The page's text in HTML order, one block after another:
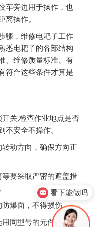
车旁边用于操作，也
离操作。
骤，维修电耙子工作
悉电耙子的各部结构
、维修质量标准、有
符合这些条件才算是
关,检查作业地点是否
不安全不操作。
动方向，确保方向正
要采取严密的遮盖措
爆面，不得损伤。
同型号的元件。
看下能做吗
价格是多少